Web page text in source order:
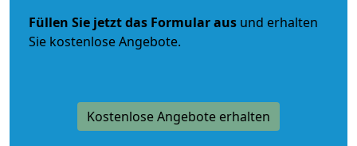
Füllen Sie jetzt das Formular aus und erhalten
Sie kostenlose Angebote.
Kostenlose Angebote erhalten